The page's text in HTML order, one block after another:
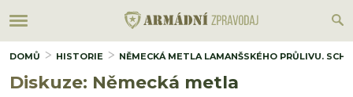
DOMŮ HISTORIE NĚMECKÁ METLA LAMANŠSKÉHO PRŮLIVU.
Diskuze: Německá metla